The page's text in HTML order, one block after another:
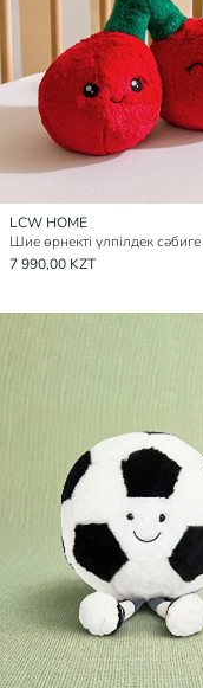
LCW HOME
7 990,00 KZT